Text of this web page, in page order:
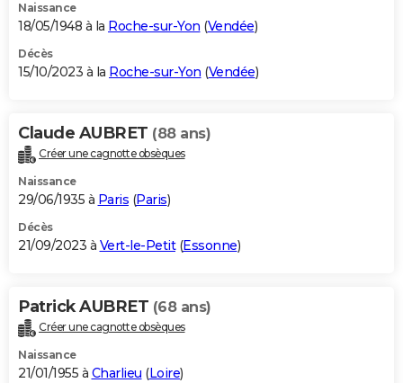
Naissance
18/05/1948 à la Roche-sur-Yon (Vendée)
Décès
15/10/2023 à la Roche-sur-Yon (Vendée)
Claude AUBRET (88 ans)
Créer une cagnotte obsèques
Naissance
29/06/1935 à Paris (Paris)
Décès
21/09/2023 à Vert-le-Petit(Essonne)
Patrick AUBRET (68 ans)
Créer une cagnotte obsèques
Naissance
21/01/1955 à Charlieu (Loire)